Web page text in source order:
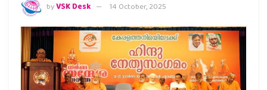
byVSK Desk 14 October, 2025